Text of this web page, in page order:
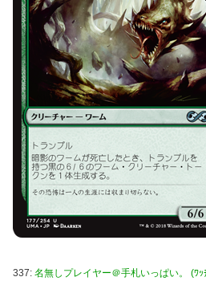
337: 名無しプレイヤー＠手札いっぱい。 (ﾜ